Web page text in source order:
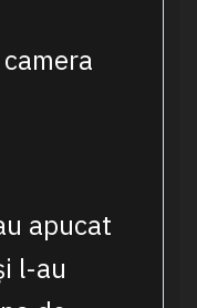
apucat
l-au